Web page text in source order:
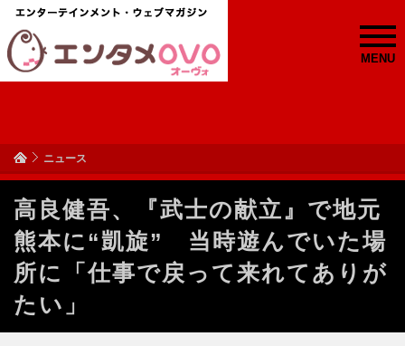
MENU
ニュース
高良健吾、『武士の献立』で地元
熊本に“凱旋” 当時遊んでいた場
所に「仕事で戻って来れてありが
たい」